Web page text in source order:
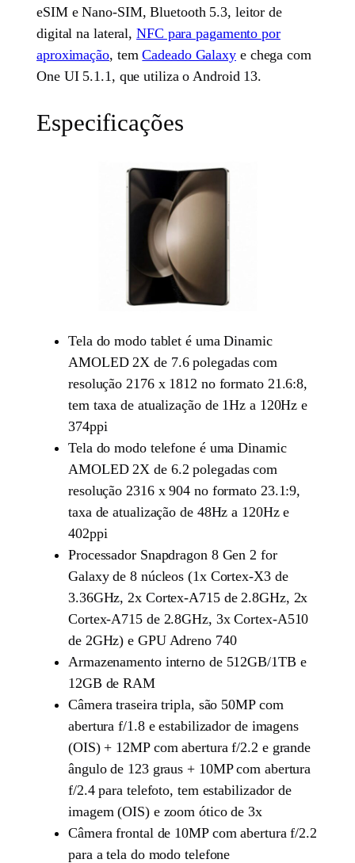
eSIM e Nano-SIM, Bluetooth 5.3, leitor de
digital na lateral,NFC para pagamento por
aproximação, temCadeado Galaxy e chega com
One UI 5.1.1, que utiliza o Android 13.
Especificações
Tela do modo tablet é uma Dinamic
AMOLED 2X de 7.6 polegadas com
resolução 2176 x 1812 no formato 21.6:8,
tem taxa de atualização de 1Hz a 120Hz e
374ppi
Tela do modo telefone é uma Dinamic
AMOLED 2X de 6.2 polegadas com
resolução 2316 x 904 no formato 23.1:9,
taxa de atualização de 48Hz a 120Hz e
402ppi
Processador Snapdragon 8 Gen 2 for
Galaxy de 8 núcleos (1x Cortex-X3 de
3.36GHz, 2x Cortex-A715 de 2.8GHz, 2x
Cortex-A715 de 2.8GHz, 3x Cortex-A510
de 2GHz) e GPU Adreno 740
Armazenamento interno de 512GB/1TB e
12GB de RAM
Câmera traseira tripla, são 50MP com
abertura f/1.8 e estabilizador de imagens
(OIS) + 12MP com abertura f/2.2 e grande
ângulo de 123 graus + 10MP com abertura
f/2.4 para telefoto, tem estabilizador de
imagem (OIS) e zoom ótico de 3x
Câmera frontal de 10MP com abertura f/2.2
para a tela do modo telefone